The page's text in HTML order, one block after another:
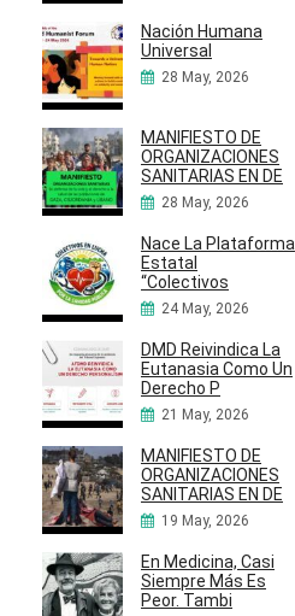
Nación Humana
Universal
28 May, 2026
MANIFIESTO DE
ORGANIZACIONES
SANITARIAS EN DE
28 May, 2026
Nace La Plataforma
Estatal
“Colectivos
24 May, 2026
DMD Reivindica La
Eutanasia Como Un
Derecho P
21 May, 2026
MANIFIESTO DE
ORGANIZACIONES
SANITARIAS EN DE
19 May, 2026
En Medicina, Casi
Siempre Más Es
Peor. Tambi